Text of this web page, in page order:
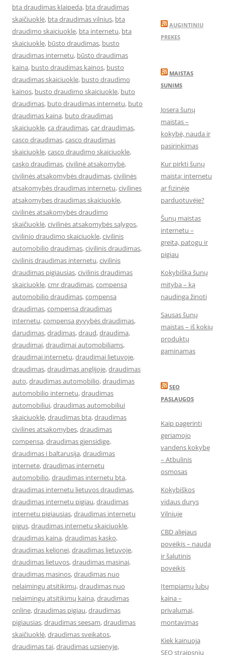
bta draudimas klaipeda, bta draudimas
skaičiuoklė, bta draudimas vilnius, bta
draudimo skaiciuokle, bta internetu, bta
skaiciuokle, būsto draudimas, busto
draudimas internetu, būsto draudimas
kaina, busto draudimas kainos, busto
draudimas skaiciuokle, busto draudimo
kainos, busto draudimo skaiciuokle, buto
draudimas, buto draudimas internetu, buto
draudimas kaina, buto draudimas
skaiciuokle,ca draudimas,car draudimas,
casco draudimas,casco draudimas
skaiciuokle,casco draudimo skaiciuokle,
casko draudimas,civilinė atsakomybė,
civilinės atsakomybės draudimas,civilinės
atsakomybės draudimas internetu,civilines
atsakomybes draudimas skaiciuokle,
civilinės atsakomybės draudimo
skaičiuoklė,civilinės atsakomybės sąlygos,
civilinio draudimo skaiciuokle,civilinis
automobilio draudimas,civilinis draudimas,
civilinis draudimas internetu,civilinis
draudimas pigiausias,civilinis draudimas
skaiciuokle,cmr draudimas,compensa
automobilio draudimas,compensa
draudimas,compensa draudimas
internetu,compensa gyvybės draudimas,
darudimas,dradimas,draud,draudima,
draudimai,draudimai automobiliams,
draudimai internetu,draudimai lietuvoje,
draudimas,draudimas anglijoje,draudimas
auto,draudimas automobilio,draudimas
automobilio internetu,draudimas
automobiliui,draudimas automobiliui
skaiciuokle,draudimas bta,draudimas
civilines atsakomybes,draudimas
compensa,draudimas gjensidige,
draudimas i baltarusija,draudimas
internete,draudimas internetu
automobilio,draudimas internetu bta,
draudimas internetu lietuvos draudimas,
draudimas internetu pigiau,draudimas
internetu pigiausias,draudimas internetu
pigus,draudimas internetu skaiciuokle,
draudimas kaina,draudimas kasko,
draudimas kelionei,draudimas lietuvoje,
draudimas lietuvos,draudimas masinai,
draudimas masinos,draudimas nuo
nelaimingų atsitikimų,draudimas nuo
nelaimingų atsitikimų kaina,draudimas
online,draudimas pigiau,draudimas
pigiausias,draudimas seesam,draudimas
skaičiuoklė,draudimas sveikatos,
draudimas tai,draudimas uzsienyje,
AUGINTINIU
PREKES
MAISTAS
SUNIMS
Josera šunų
maistas –
kokybė, nauda ir
pasirinkimas
Kur pirkti šunų
maistą: internetu
ar fizinėje
parduotuvėje?
Šunų maistas
internetu –
greita, patogu ir
pigiau
Kokybiška šunų
mityba – ką
naudinga žinoti
Sausas šunų
maistas – iš kokių
produktų
gaminamas
SEO
PASLAUGOS
Kaip pagerinti
geriamojo
vandens kokybę
– Atbulinis
osmosas
Kokybiškos
vidaus durys
Vilniuje
CBD aliejaus
poveikis – nauda
ir šalutinis
poveikis
Įtempiamų lubų
kaina –
privalumai,
montavimas
Kiek kainuoja
SEO straipsnių